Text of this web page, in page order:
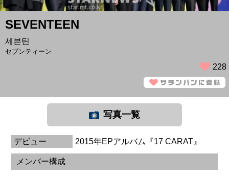
SEVENTEEN
세븐틴
セブンティーン
228
写真一覧
デビュー 2015年EPアルバム『17 CARAT』
メンバー構成